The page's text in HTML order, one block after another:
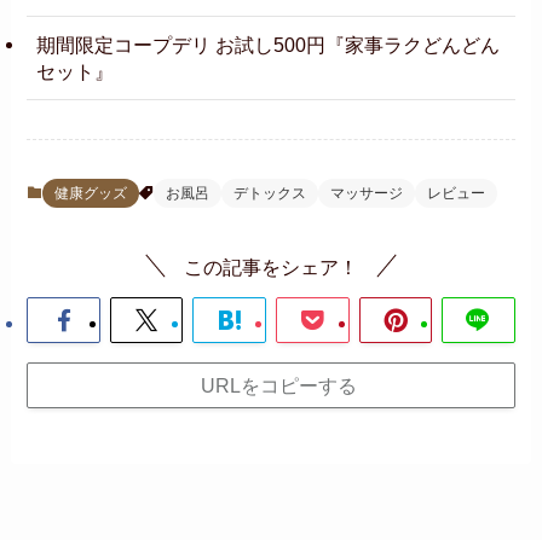
期間限定コープデリ お試し500円『家事ラクどんどん
セット』
健康グッズ お風呂 デトックス マッサージ レビュー
この記事をシェア！
URLをコピーする